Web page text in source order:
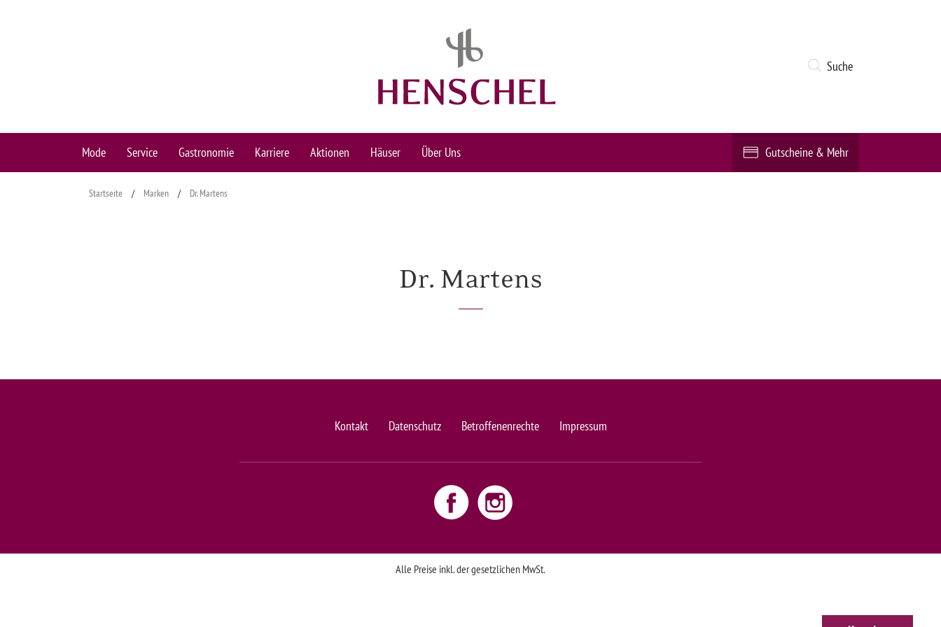
Suche
Mode Service Gastronomie Karriere Aktionen Häuser Über Uns Gutscheine & Mehr
Startseite / Marken / Dr. Martens
Dr. Martens
Kontakt Datenschutz Betroffenenrechte Impressum
Alle Preise inkl. der gesetzlichen MwSt.